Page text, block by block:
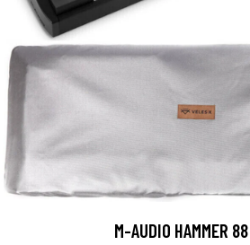
M-AUDIO HAMMER